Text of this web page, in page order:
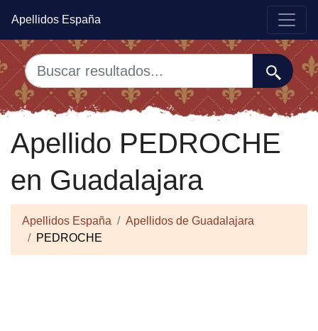
Apellidos España
Apellido PEDROCHE
en Guadalajara
Apellidos España
Apellidos de Guadalajara
PEDROCHE